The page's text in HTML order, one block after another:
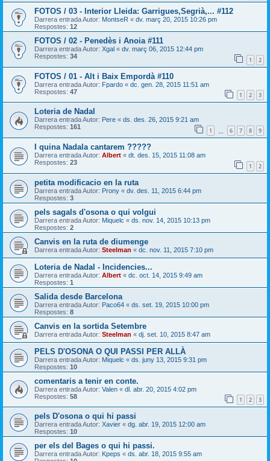
FOTOS / 03 - Interior Lleida: Garrigues,Segrià,... #112
Darrera entrada Autor: MontseR « dv. març 20, 2015 10:26 pm
Respostes: 12
FOTOS / 02 - Penedès i Anoia #111
Darrera entrada Autor: Xgal « dv. març 06, 2015 12:44 pm
Respostes: 34 1 2
FOTOS / 01 - Alt i Baix Empordà #110
Darrera entrada Autor: Fpardo « dc. gen. 28, 2015 11:51 am
Respostes: 47 1 2 3
Loteria de Nadal
Darrera entrada Autor: Pere « ds. des. 26, 2015 9:21 am
Respostes: 161 1 6 7 8 9
I quina Nadala cantarem ?????
Darrera entrada Autor: Albert « dt. des. 15, 2015 11:08 am
Respostes: 23 1 2
petita modificacio en la ruta
Darrera entrada Autor: Prony « dv. des. 11, 2015 6:44 pm
Respostes: 3
pels sagals d'osona o qui volgui
Darrera entrada Autor: Miquelc « ds. nov. 14, 2015 10:13 pm
Respostes: 2
Canvis en la ruta de diumenge
Darrera entrada Autor: Steelman « dc. nov. 11, 2015 7:10 pm
Loteria de Nadal - Incidencies...
Darrera entrada Autor: Albert « dc. oct. 14, 2015 9:49 am
Respostes: 1
Salida desde Barcelona
Darrera entrada Autor: Paco64 « ds. set. 19, 2015 10:00 pm
Respostes: 8
Canvis en la sortida Setembre
Darrera entrada Autor: Steelman « dj. set. 10, 2015 8:47 am
PELS D'OSONA O QUI PASSI PER ALLÀ
Darrera entrada Autor: Miquelc « ds. juny 13, 2015 9:31 pm
Respostes: 10
comentaris a tenir en conte.
Darrera entrada Autor: Valen « dl. abr. 20, 2015 4:02 pm
Respostes: 58 1 2 3
pels D'osona o qui hi passi
Darrera entrada Autor: Xavier « dg. abr. 19, 2015 12:00 am
Respostes: 10
per els del Bages o qui hi passi.
Darrera entrada Autor: Kpeps « ds. abr. 18, 2015 9:55 am